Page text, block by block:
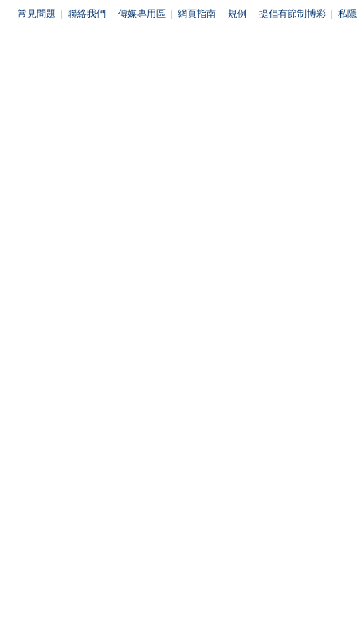
常見問題 聯絡我們 傳媒專用區 網頁指南 規例 提倡有節制博彩 私